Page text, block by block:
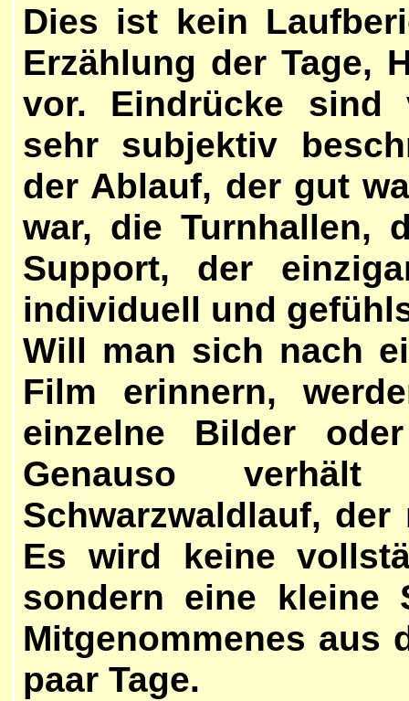
Dies ist kein
Erzählung der Tage,
vor. Eindrücke sind
sehr subjektiv
der Ablauf, der gut
war, die Turnhallen,
Support, der
individuell und
Will man sich nach
Film erinnern,
einzelne Bilder
Genauso
Schwarzwaldlauf,
Es wird keine
sondern eine kleine
Mitgenommenes aus
paar Tage.